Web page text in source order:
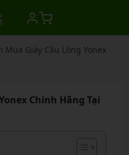
Mua Giày Cầu Lông Yonex
Chính Hãng Tại